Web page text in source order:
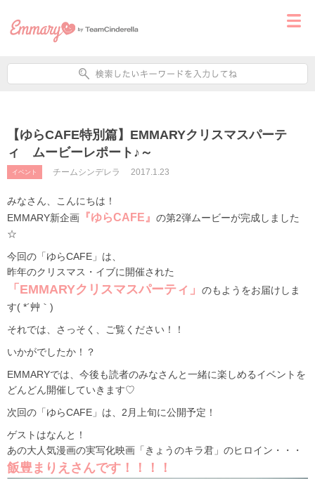
【ゆらCAFE特別篇】EMMARYクリスマスパーテ
ィ ムービーレポート♪～
イベント チームシンデレラ 2017.1.23
みなさん、こんにちは！
EMMARY新企画 『ゆらCAFE』 の第2弾ムービーが完成しました
☆
今回の「ゆらCAFE」は、
昨年のクリスマス・イブに開催された
「EMMARYクリスマスパーティ」
のもようをお届けしま
す( *´艸｀)
それでは、さっそく、ご覧ください！！
いかがでしたか！？
EMMARYでは、今後も読者のみなさんと一緒に楽しめるイベントを
どんどん開催していきます♡
次回の「ゆらCAFE」は、2月上旬に公開予定！
ゲストはなんと！
あの大人気漫画の実写化映画「きょうのキラ君」のヒロイン・・・
飯豊まりえさんです！！！！